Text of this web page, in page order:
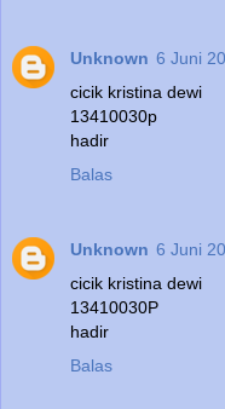
Unknown 6 Juni
cicik kristina dewi
13410030p
hadir
Balas
Unknown 6 Juni
cicik kristina dewi
13410030P
hadir
Balas